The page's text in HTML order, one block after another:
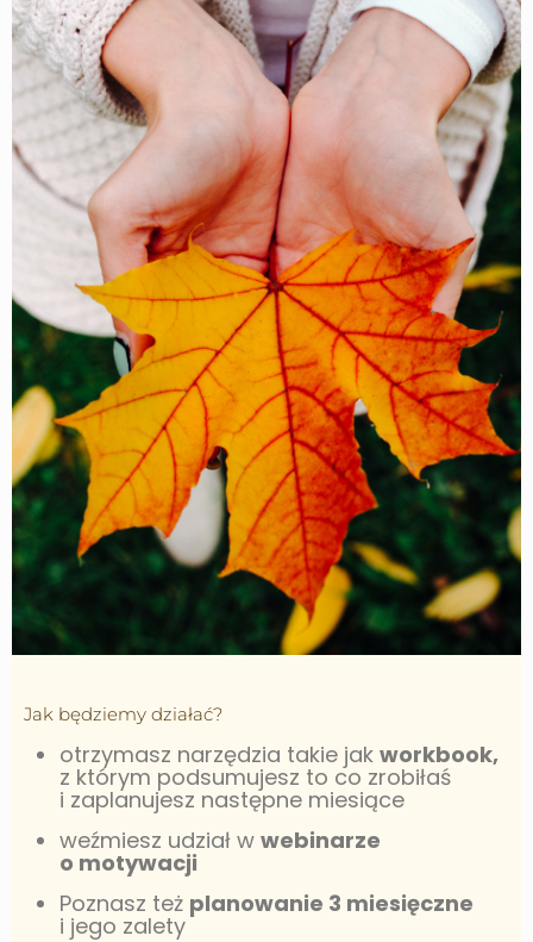
Jak będziemy działać?
otrzymasz narzędzia takie jak workbook,
z którym podsumujesz to co zrobiłaś
i zaplanujesz następne miesiące
weźmiesz udział w webinarze
o motywacji
Poznasz też planowanie 3 miesięczne
i jego zalety